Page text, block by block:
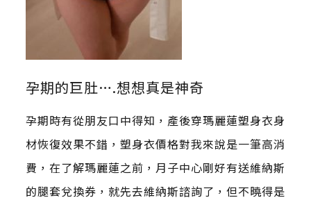
孕期的巨肚….想想真是神奇
孕期時有從朋友口中得知，產後穿瑪麗蓮塑身衣身
材恢復效果不錯，塑身衣價格對我來說是一筆高消
費，在了解瑪麗蓮之前，月子中心剛好有送維納斯
的腿套兌換券，就先去維納斯諮詢了，但不曉得是